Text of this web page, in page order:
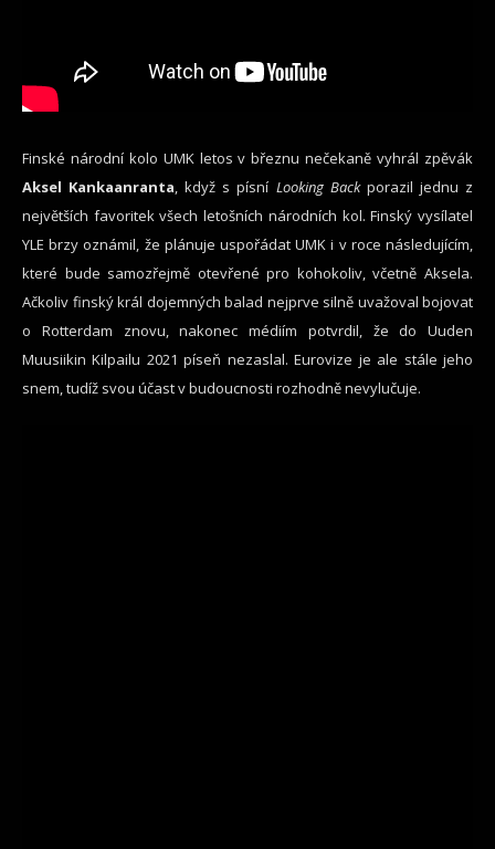
Finské národní kolo UMK letos v březnu nečekaně vyhrál zpěvák
Aksel Kankaanranta, když s písní Looking Backporazil jednu z
největších favoritek všech letošních národních kol. Finský vysílatel
YLE brzy oznámil, že plánuje uspořádat UMK i v roce následujícím,
které bude samozřejmě otevřené pro kohokoliv, včetně Aksela.
Ačkoliv finský král dojemných balad nejprve silně uvažoval bojovat
o Rotterdam znovu, nakonec médiím potvrdil, že do Uuden
Muusiikin Kilpailu 2021 píseň nezaslal. Eurovize je ale stále jeho
snem, tudíž svou účast v budoucnosti rozhodně nevylučuje.